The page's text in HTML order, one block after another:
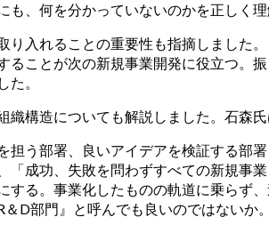
、何を分かっていないのかを正しく
り入れることの重要性も指摘しました
ることが次の新規事業開発に役立つ
。
構造についても解説しました。石森
担う部署、良いアイデアを検証する部
「成功、失敗を問わずすべての新規事
る。事業化したものの軌道に乗らず
D部門』と呼んでも良いのではない